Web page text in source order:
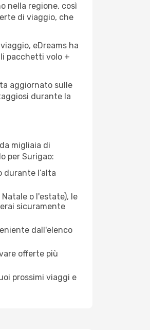
nella regione, così
di viaggio, che
eDreams ha
pacchetti volo +
aggiornato sulle
durante la
migliaia di
per Surigao:
l’alta
o l'estate), le
sicuramente
dall'elenco
offerte più
prossimi viaggi e